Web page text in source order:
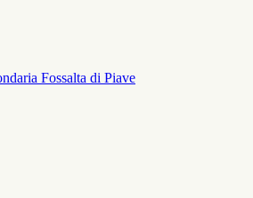
Fossalta di Piave